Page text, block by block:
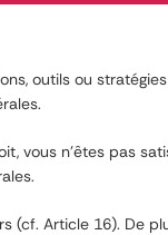
outils ou
vous n’êtes pas
Article 16). De